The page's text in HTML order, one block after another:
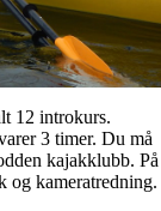
12 introkurs.
3 timer. Du må
kajakklubb. På
og kameratredning.